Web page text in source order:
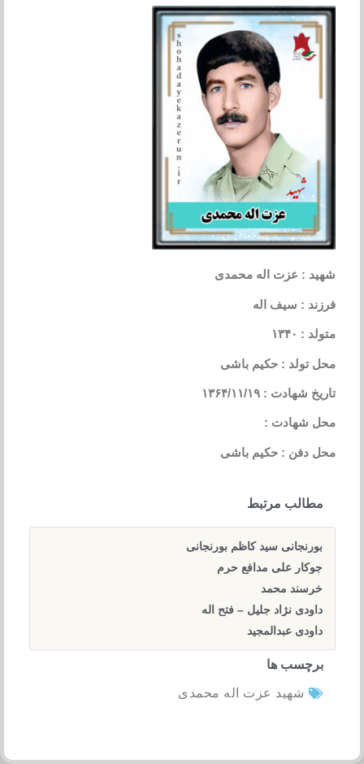
شهید : عزت اله محمدی
فرزند : سیف اله
متولد : ۱۳۴۰
محل تولد : حکیم باشی
تاریخ شهادت : ۱۳۶۴/۱۱/۱۹
محل شهادت :
محل دفن : حکیم باشی
مطالب مرتبط
بورنجانی سید کاظم بورنجانی
جوکار علی مدافع حرم
خرسند محمد
داودی نژاد جلیل – فتح اله
داودی عبدالمجید
برچسب ها
شهید عزت اله محمدی